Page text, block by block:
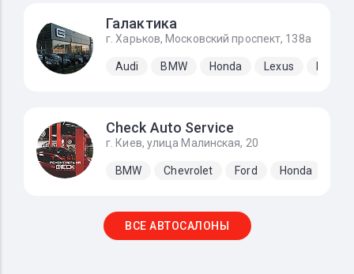
Галактика
г. Харьков, Московский проспект, 138а
Audi BMW Honda Lexus
Check Auto Service
г. Киев, улица Малинская, 20
BMW Chevrolet Ford Honda
ВСЕ АВТОСАЛОНЫ